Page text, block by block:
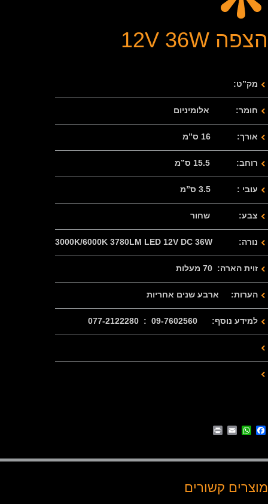
הצפה 12V 36W
מק”ט:
חומר: אלומיניום
אורך: 16 ס”מ
רוחב: 15.5 ס”מ
עובי : 3.5 ס”מ
צבע: שחור
נורה: 3000K/6000K 3780LM LED 12V DC 36W
זוית הארה: 70 מעלות
הערות: ארבע שנים אחריות
למידע נוסף: 09-7602560 : 077-2122280
Facebook
WhatsApp
Email
מוצרים קשורים